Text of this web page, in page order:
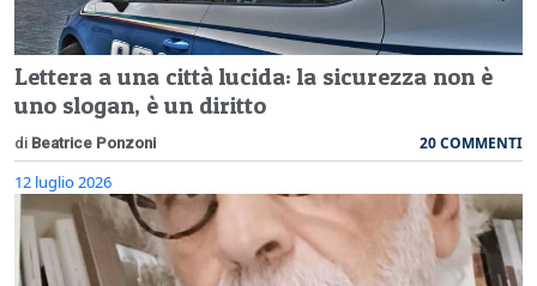
Lettera a una città lucida: la sicurezza non è
uno slogan, è un diritto
di Beatrice Ponzoni 20 COMMENTI
12 luglio 2026